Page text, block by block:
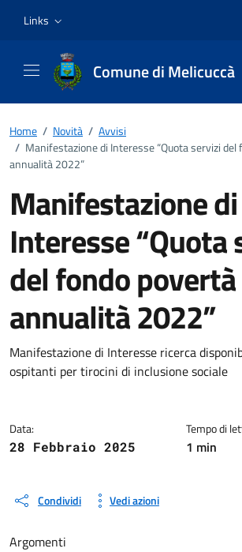
Links
Comune di Melicuccà
Home / Novità / Avvisi
/ Manifestazione di Interesse “Quota servizi del
annualità 2022”
Manifestazione di
Interesse “Quota
del fondo povertà
annualità 2022”
Dettagli della notizia
Manifestazione di Interesse ricerca
ospitanti per tirocini di inclusione sociale
Data:
28 Febbraio 2025
Tempo di
1 min
Condividi Vedi azioni
Argomenti